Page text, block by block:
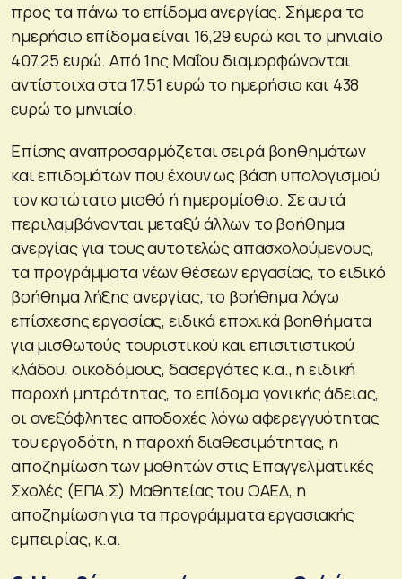
προς τα πάνω το επίδομα ανεργίας. Σήμερα το
ημερήσιο επίδομα είναι 16,29 ευρώ και το μηνιαίο
407,25 ευρώ. Από 1ης Μαΐου διαμορφώνονται
αντίστοιχα στα 17,51 ευρώ το ημερήσιο και 438
ευρώ το μηνιαίο.
Επίσης αναπροσαρμόζεται σειρά βοηθημάτων
και επιδομάτων που έχουν ως βάση υπολογισμού
τον κατώτατο μισθό ή ημερομίσθιο. Σε αυτά
περιλαμβάνονται μεταξύ άλλων το βοήθημα
ανεργίας για τους αυτοτελώς απασχολούμενους,
τα προγράμματα νέων θέσεων εργασίας, το ειδικό
βοήθημα λήξης ανεργίας, το βοήθημα λόγω
επίσχεσης εργασίας, ειδικά εποχικά βοηθήματα
για μισθωτούς τουριστικού και επισιτιστικού
κλάδου, οικοδόμους, δασεργάτες κ.α., η ειδική
παροχή μητρότητας, το επίδομα γονικής άδειας,
οι ανεξόφλητες αποδοχές λόγω αφερεγγυότητας
του εργοδότη, η παροχή διαθεσιμότητας, η
αποζημίωση των μαθητών στις Επαγγελματικές
Σχολές (ΕΠΑ.Σ) Μαθητείας του ΟΑΕΔ, η
αποζημίωση για τα προγράμματα εργασιακής
εμπειρίας, κ.α.